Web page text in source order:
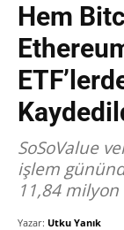
Hem
SoSoValue
işlem
11,84
Yazar: Utku Yanık